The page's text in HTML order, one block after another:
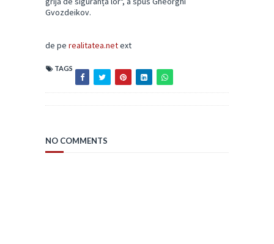
Gvozdeikov.
de pe realitatea.netext
TAGS
NO COMMENTS